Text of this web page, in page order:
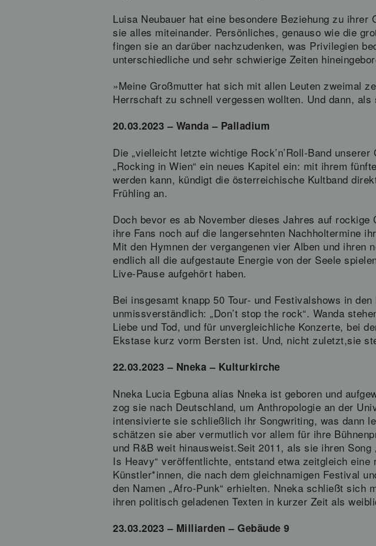
Luisa Neubauer hat eine besondere Beziehung zu
sie alles miteinander. Persönliches, genauso wie die
fingen sie an darüber nachzudenken, was Privilegien
unterschiedliche und sehr schwierige Zeiten
»Meine Großmutter hat sich mit allen Leuten zweimal
Herrschaft zu schnell vergessen wollten. Und dann,
20.03.2023 – Wanda – Palladium
Die „vielleicht letzte wichtige Rock’n’Roll-Band
„Rocking in Wien“ ein neues Kapitel ein: mit ihrem
werden kann, kündigt die österreichische Kultband
Frühling an.
Doch bevor es ab November dieses Jahres auf
ihre Fans noch auf die langersehnten Nachholtermine
Mit den Hymnen der vergangenen vier Alben und ihren
endlich all die aufgestaute Energie von der Seele
Live-Pause aufgehört haben.
Bei insgesamt knapp 50 Tour- und Festivalshows in
unmissverständlich: „Don’t stop the rock“. Wanda
Liebe und Tod, und für unvergleichliche Konzerte, bei
Ekstase kurz vorm Bersten ist. Und, nicht zuletzt,sie
22.03.2023 – Nneka – Kulturkirche
Nneka Lucia Egbuna alias Nneka ist geboren und
zog sie nach Deutschland, um Anthropologie an der
intensivierte sie schließlich ihr Songwriting, was dann
schätzen sie aber vermutlich vor allem für ihre
und R&B weit hinausweist.Seit 2011, als sie ihren
Is Heavy“ veröffentlichte, entstand etwa zeitgleich
Künstler*innen, die nach dem gleichnamigen Festival
den Namen „Afro-Punk“ erhielten. Nneka schließt
ihren politisch geladenen Texten in kurzer Zeit als
23.03.2023 – Milliarden – Gebäude 9